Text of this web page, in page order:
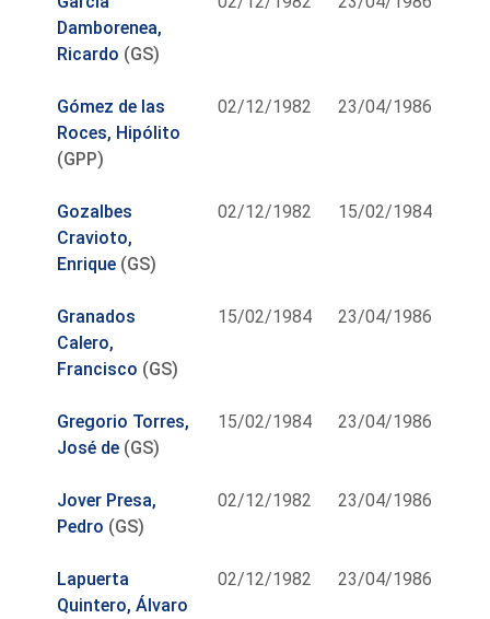
Damborenea,
Ricardo (GS)
Gómez de las
Roces, Hipólito
(GPP)
02/12/1982 23/04/1986
Gozalbes
Cravioto,
Enrique (GS)
02/12/1982 15/02/1984
Granados
Calero,
Francisco (GS)
15/02/1984 23/04/1986
Gregorio Torres,
José de (GS)
15/02/1984 23/04/1986
Jover Presa,
Pedro (GS)
02/12/1982 23/04/1986
Lapuerta
Quintero, Álvaro
02/12/1982 23/04/1986